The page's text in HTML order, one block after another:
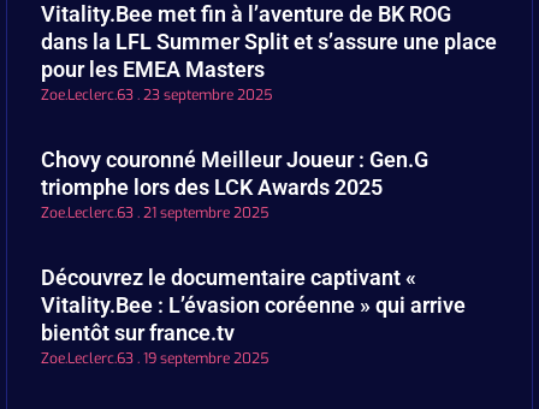
Vitality.Bee met fin à l’aventure de BK ROG
dans la LFL Summer Split et s’assure une place
pour les EMEA Masters
Zoe.Leclerc.63 23 septembre 2025
Chovy couronné Meilleur Joueur : Gen.G
triomphe lors des LCK Awards 2025
Zoe.Leclerc.63 21 septembre 2025
Découvrez le documentaire captivant «
Vitality.Bee : L’évasion coréenne » qui arrive
bientôt sur france.tv
Zoe.Leclerc.63 19 septembre 2025